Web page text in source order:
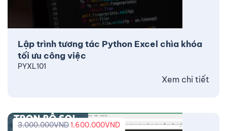
Lập trình tương tác Python Excel chìa khóa
tối ưu công việc
PYXL101
Xem chi tiết
3.000.000VND1.600.000VND